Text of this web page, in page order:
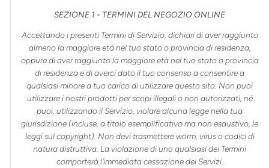
SEZIONE 1 - TERMINI DEL NEGOZIO ONLINE
Accettando i presenti Termini di Servizio, dichiari di aver raggiunto
almeno la maggiore età nel tuo stato o provincia di residenza,
oppure di aver raggiunto la maggiore età nel tuo stato o provincia
di residenza e di averci dato il tuo consenso a consentire a
qualsiasi minore a tuo carico di utilizzare questo sito. Non puoi
utilizzare i nostri prodotti per scopi illegali o non autorizzati, né
puoi, utilizzando il Servizio, violare alcuna legge nella tua
giurisdizione (incluse, a titolo esemplificativo ma non esaustivo, le
leggi sul copyright). Non devi trasmettere worm, virus o codici di
natura distruttiva. La violazione di uno qualsiasi dei Termini
comporterà l'immediata cessazione dei Servizi.